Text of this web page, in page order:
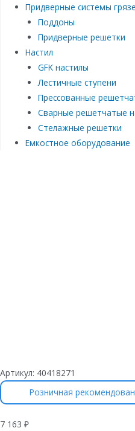
Придверные системы
Поддоны
Придверные решетки
Настил
GFK настилы
Лестичные ступени
Прессованные
Сварные решетчатые
Стелажные решетки
Емкостное оборудование
Артикул: 40418271
Розничная
7 163 ₽